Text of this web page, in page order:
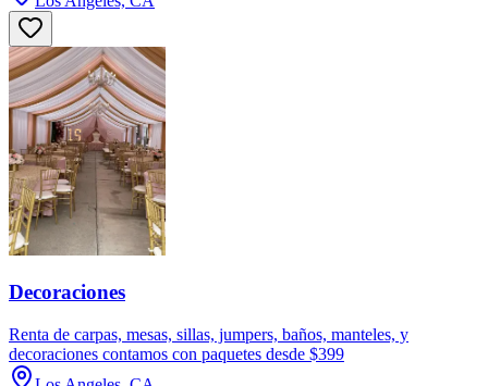
Decoraciones
Renta de carpas, mesas, sillas, jumpers, baños, manteles, y
decoraciones contamos con paquetes desde $399